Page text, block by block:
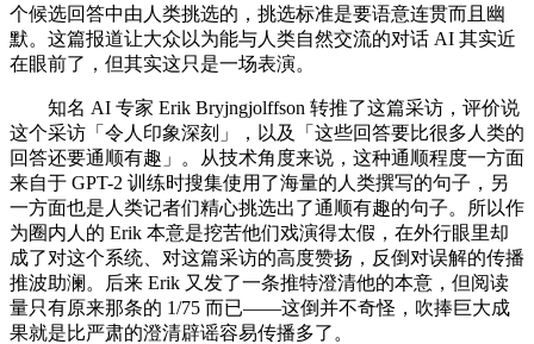
个候选回答中由人类挑选的，挑选标准是要语意连贯而且幽
默。这篇报道让大众以为能与人类自然交流的对话 AI 其实近
在眼前了，但其实这只是一场表演。
知名 AI 专家 Erik Bryjngjolffson 转推了这篇采访，评价说
这个采访「令人印象深刻」，以及「这些回答要比很多人类的
回答还要通顺有趣」。从技术角度来说，这种通顺程度一方面
来自于 GPT-2 训练时搜集使用了海量的人类撰写的句子，另
一方面也是人类记者们精心挑选出了通顺有趣的句子。所以作
为圈内人的 Erik 本意是挖苦他们戏演得太假，在外行眼里却
成了对这个系统、对这篇采访的高度赞扬，反倒对误解的传播
推波助澜。后来 Erik 又发了一条推特澄清他的本意，但阅读
量只有原来那条的 1/75 而已——这倒并不奇怪，吹捧巨大成
果就是比严肃的澄清辟谣容易传播多了。